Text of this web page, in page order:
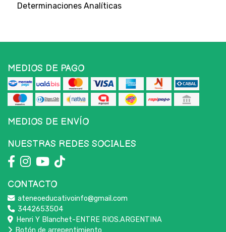
Determinaciones Analíticas
MEDIOS DE PAGO
MEDIOS DE ENVÍO
NUESTRAS REDES SOCIALES
CONTACTO
ateneoeducativoinfo@gmail.com
3442653504
Henri Y Blanchet-ENTRE RIOS.ARGENTINA
Botón de arrepentimiento